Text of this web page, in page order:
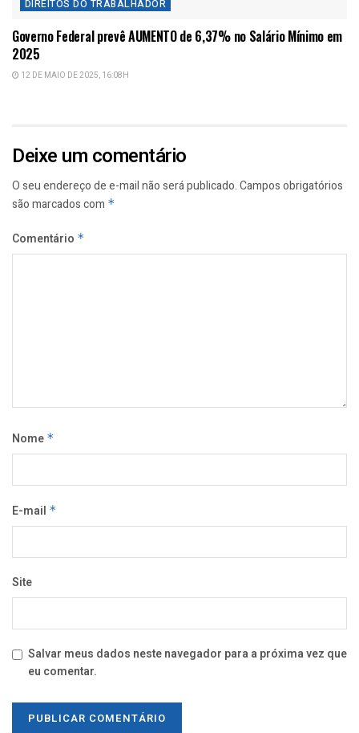
DIREITOS DO TRABALHADOR
Governo Federal prevê AUMENTO de 6,37% no Salário Mínimo em
2025
12 DE MAIO DE 2025, 16:08H
Deixe um comentário
O seu endereço de e-mail não será publicado.Campos obrigatórios
são marcados com *
Comentário *
Nome *
E-mail *
Site
Salvar meus dados neste navegador para a próxima vez que
eu comentar.